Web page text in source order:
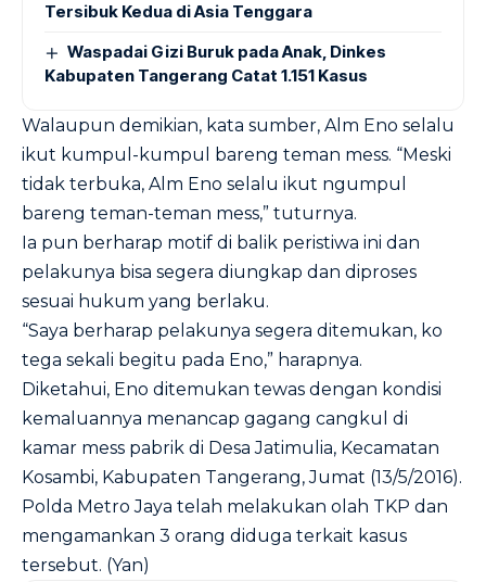
Tersibuk Kedua di Asia Tenggara
Waspadai Gizi Buruk pada Anak, Dinkes
Kabupaten Tangerang Catat 1.151 Kasus
Walaupun demikian, kata sumber, Alm Eno selalu
ikut kumpul-kumpul bareng teman mess. “Meski
tidak terbuka, Alm Eno selalu ikut ngumpul
bareng teman-teman mess,” tuturnya.
Ia pun berharap motif di balik peristiwa ini dan
pelakunya bisa segera diungkap dan diproses
sesuai hukum yang berlaku.
“Saya berharap pelakunya segera ditemukan, ko
tega sekali begitu pada Eno,” harapnya.
Diketahui, Eno ditemukan tewas dengan kondisi
kemaluannya menancap gagang cangkul di
kamar mess pabrik di Desa Jatimulia, Kecamatan
Kosambi, Kabupaten Tangerang, Jumat (13/5/2016).
Polda Metro Jaya telah melakukan olah TKP dan
mengamankan 3 orang diduga terkait kasus
tersebut. (Yan)